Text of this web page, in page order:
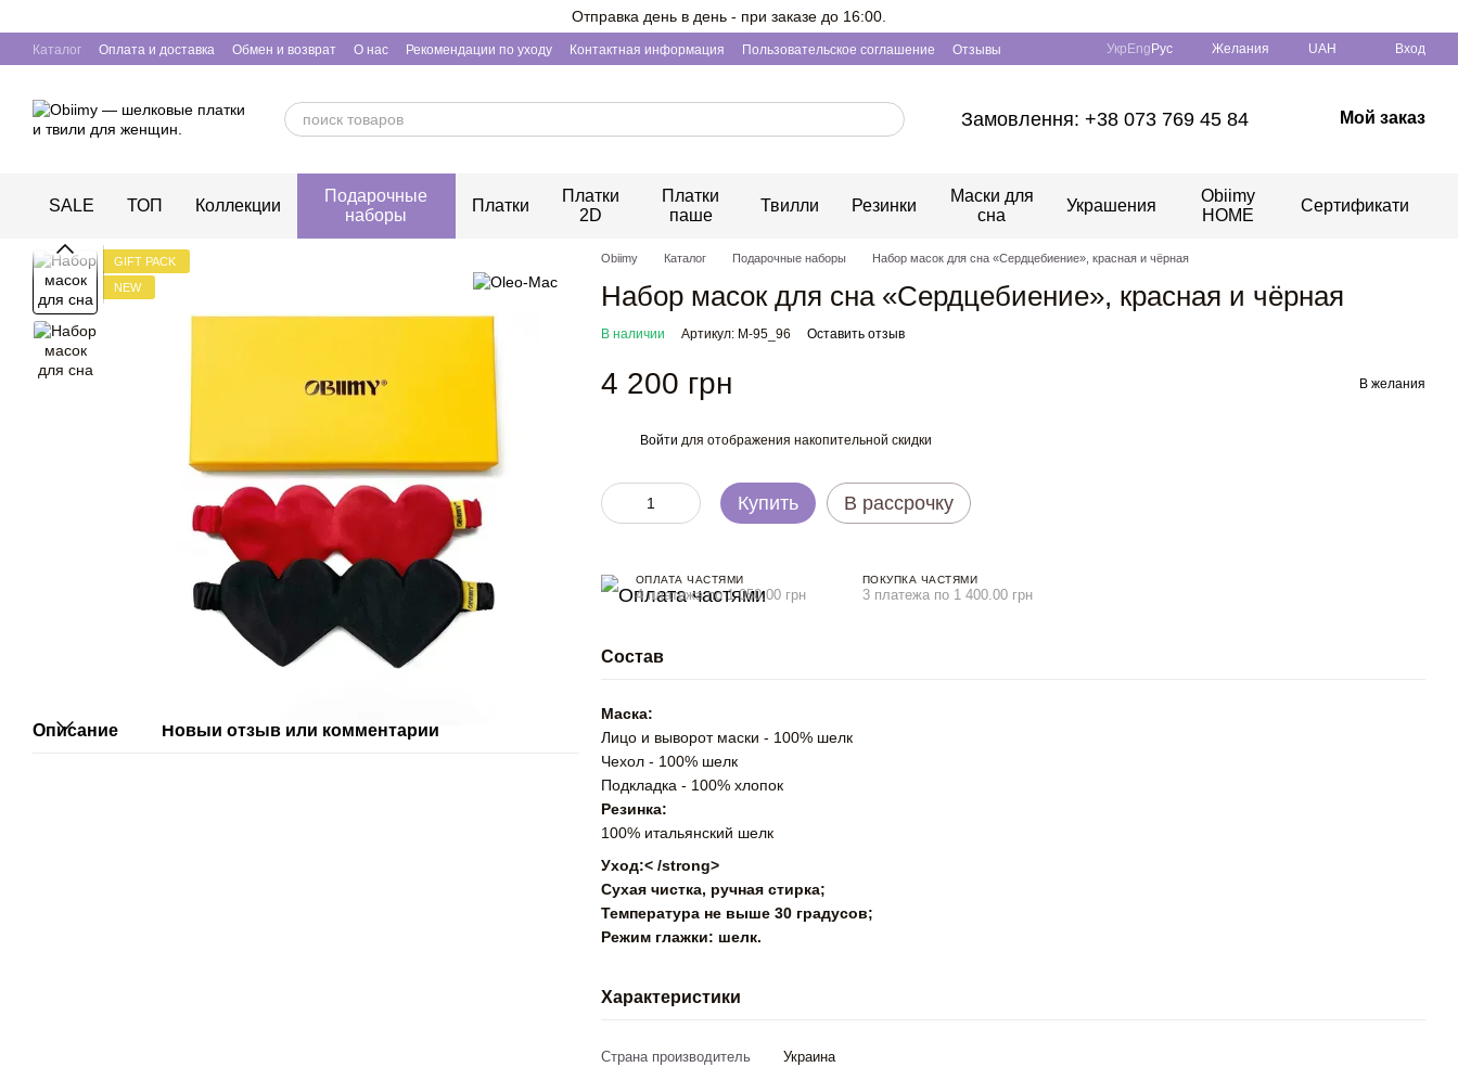
Отправка день в день - при заказе до 16:00.
Каталог Оплата и доставка Обмен и возврат О нас Рекомендации по уходу Контактная информация Пользовательское соглашение Отзывы Укр Eng Рус Желания UAH Вход
Замовлення: +38 073 769 45 84 Мой заказ
SALE ТОП Коллекции
Подарочные
наборы
Платки
Платки
2D
Платки
паше
Твилли Резинки
Маски для
сна
Украшения
Obiimy
HOME
Сертификати
GIFT PACK
NEW
Описание Новый отзыв или комментарий
Obiimy Каталог Подарочные наборы Набор масок для сна «Сердцебиение», красная и чёрная
Набор масок для сна «Сердцебиение», красная и чёрная
В наличии Артикул: М-95_96 Оставить отзыв
4 200 грн В желания
Войти для отображения накопительной скидки
Купить В рассрочку
ОПЛАТА ЧАСТЯМИ
4 платежа по 1 050.00 грн
ПОКУПКА ЧАСТЯМИ
3 платежа по 1 400.00 грн
Состав
Маска:
Лицо и выворот маски - 100% шелк
Чехол - 100% шелк
Подкладка - 100% хлопок
Резинка:
100% итальянский шелк
Уход:< /strong>
Сухая чистка, ручная стирка;
Температура не выше 30 градусов;
Режим глажки: шелк.
Характеристики
Страна производитель
Украина